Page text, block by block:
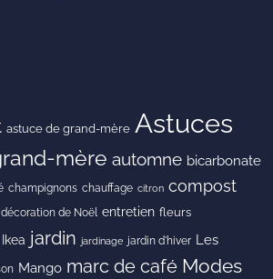
astuce de grand-mère Astuces
mère automne bicarbonate
champignons chauffage citron compost
décoration de Noël entretien fleurs
Ikea jardin jardinage jardin d'hiver Les
Mango marc de café Modes